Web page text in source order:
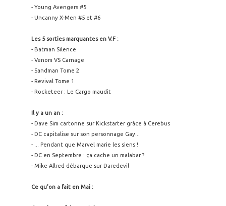
- Young Avengers #5
- Uncanny X-Men #5 et #6
Les 5 sorties marquantes en V.F :
- Batman Silence
- Venom VS Carnage
- Sandman Tome 2
- Revival Tome 1
- Rocketeer : Le Cargo maudit
Il y a un an :
- Dave Sim cartonne sur Kickstarter grâce à Cerebus
- DC capitalise sur son personnage Gay...
- ... Pendant que Marvel marie les siens !
- DC en Septembre : ça cache un malabar ?
- Mike Allred débarque sur Daredevil
Ce qu'on a fait en Mai :